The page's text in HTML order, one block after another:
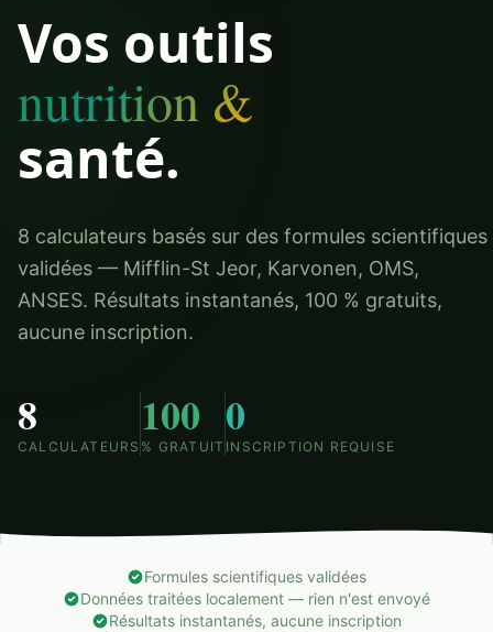
Vos outils
nutrition &
santé.
8 calculateurs basés sur des formules scientifiques
validées — Mifflin-St Jeor, Karvonen, OMS,
ANSES. Résultats instantanés, 100 % gratuits,
aucune inscription.
8
CALCULATEURS
100
% GRATUIT
0
INSCRIPTION REQUISE
Formules scientifiques validées
Données traitées localement — rien n'est envoyé
Résultats instantanés, aucune inscription